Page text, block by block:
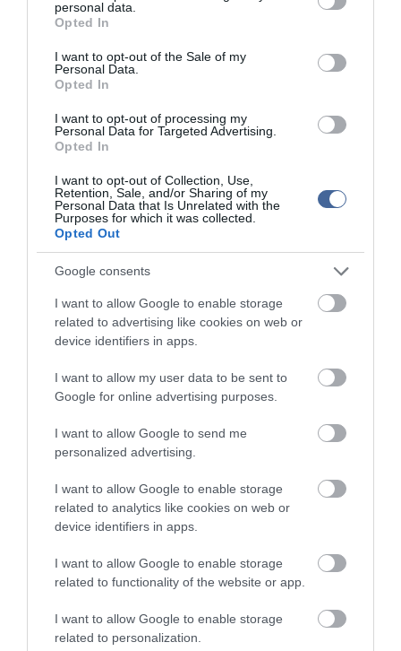
grant or deny consent to Google and its third-party tags to
use your data for below specified purposes in below Google
consent section.
personal data.
Opted In
I want to opt-out of the Sale of my
Personal Data.
Opted In
I want to opt-out of processing my
Personal Data for Targeted Advertising.
Opted In
I want to opt-out of Collection, Use,
Retention, Sale, and/or Sharing of my
Personal Data that Is Unrelated with the
Purposes for which it was collected.
Opted Out
Google consents
I want to allow Google to enable storage
related to advertising like cookies on web or
device identifiers in apps.
I want to allow my user data to be sent to
Google for online advertising purposes.
I want to allow Google to send me
personalized advertising.
I want to allow Google to enable storage
related to analytics like cookies on web or
device identifiers in apps.
I want to allow Google to enable storage
related to functionality of the website or app.
I want to allow Google to enable storage
related to personalization.
ajánlatot 237.331 adózó kapott (tavaly 339.033). Az APEH 15.177,
az egyszerűsített adóbevallásra jogosult adózó számára különböző
jövedelemszerzés miatt nem felelt meg a feltételeknek, nem
szerzett bevallásköteles jövedelmet, munkáltatója nem
szolgáltatott adatot az adózó jövedelméről, vagy benyújtotta a
Összességében az idén a benyújtott nyilatkozatok 91 százaléka
nyomán készült bevallási ajánlat, míg tavaly 86,6 százaléka
alapján. Kriskó Csaba emlékeztetett arra, hogy az 1+1 százalékos
rendelkező nyilatkozatokat is május 20-ig kell benyújtani.
Bár ez az adózóknak nem kerül semmibe, sokan nem élnek a
lehetőséggel. Tavaly az adózók 49,1 százaléka 18 milliárd forintot
milliárd forint volt.
A nagy értékű vagyontárgyakat terhelő adóból eddig 241 millió
forint bevétel keletkezett (5.535 darab befizetés), ennek nagy
részét, 226 millió forintot (4.941 darab befizetés) a nagy
befizetésből 14 millió forint, a légi járművek után 41 befizetésből 1
millió forint volt eddig az adóbevétel.
Kapcsolódó írások:
network nézeteit tükrözik. A szerkesztőség mindössze a hírek
publikációjával foglalkozik, a kommenteket nem tudja befolyásolni